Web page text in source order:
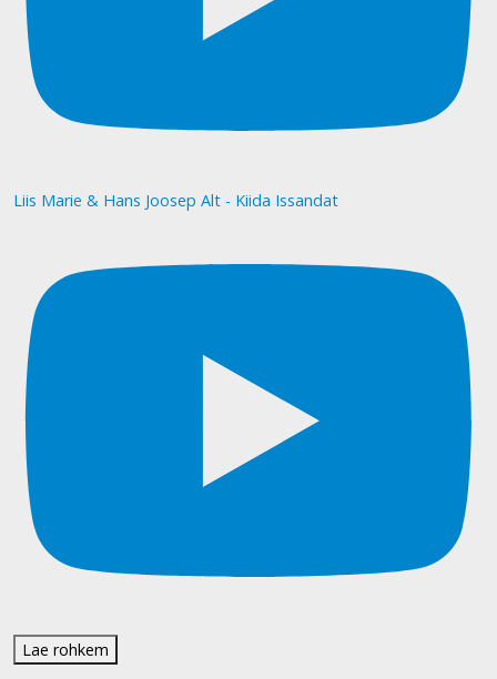
Liis Marie & Hans Joosep Alt - Kiida Issandat
Lae rohkem